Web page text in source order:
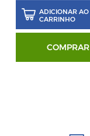
ADICIONAR AO
CARRINHO
COMPRAR